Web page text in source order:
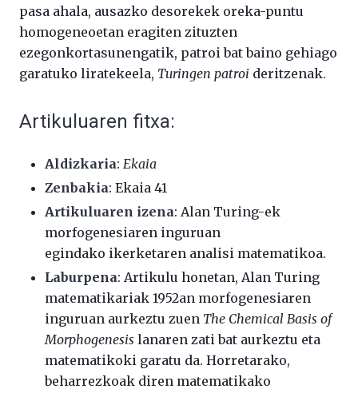
pasa ahala, ausazko desorekek oreka-puntu
homogeneoetan eragiten zituzten
ezegonkortasunengatik, patroi bat baino gehiago
garatuko liratekeela, Turingen patroi deritzenak.
Artikuluaren fitxa:
Aldizkaria: Ekaia
Zenbakia: Ekaia 41
Artikuluaren izena: Alan Turing-ek
morfogenesiaren inguruan
egindako ikerketaren analisi matematikoa.
Laburpena: Artikulu honetan, Alan Turing
matematikariak 1952an morfogenesiaren
inguruan aurkeztu zuen The Chemical Basis of
Morphogenesis lanaren zati bat aurkeztu eta
matematikoki garatu da. Horretarako,
beharrezkoak diren matematikako